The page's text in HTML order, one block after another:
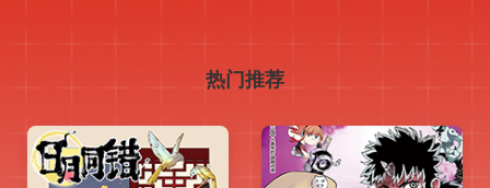
热门推荐